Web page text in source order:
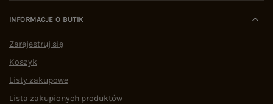
INFORMACJE O BUTIK
Zarejestruj się
Koszyk
Listy zakupowe
Lista zakupionych produktów